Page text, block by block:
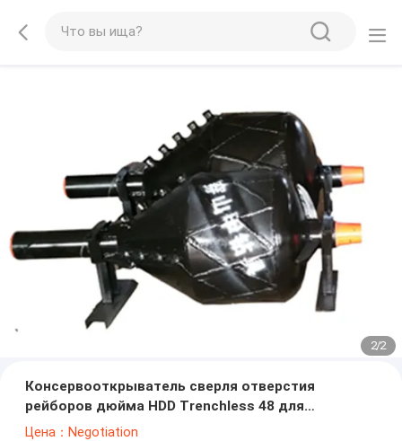
2/2
Консервооткрыватель сверля отверстия
рейборов дюйма HDD Trenchless 48 для
известняка сланца
Цена：Negotiation